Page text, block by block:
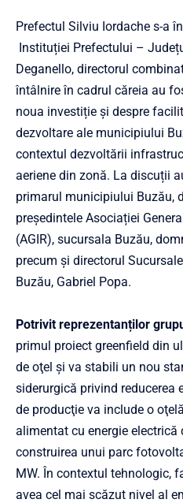
Prefectul Silviu Iordache s-a
Instituției Prefectului –
Deganello, directorul
întâlnire în cadrul căreia au
noua investiție și despre
dezvoltare ale municipiului
contextul dezvoltării
aeriene din zonă. La discuții
primarul municipiului Buzău,
președintele Asociației
(AGIR), sucursala Buzău,
precum și directorul
Buzău, Gabriel Popa.
Potrivit reprezentanților
primul proiect greenfield din
de oţel şi va stabili un nou
siderurgică privind reducerea
de producţie va include o
alimentat cu energie electrică
construirea unui parc
MW. În contextul tehnologic,
avea cel mai scăzut nivel al